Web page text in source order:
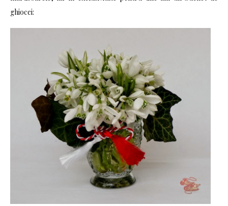
ghiocei: